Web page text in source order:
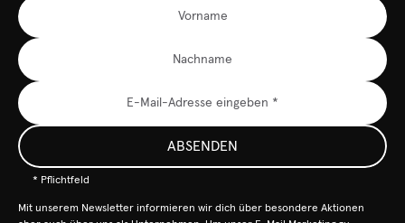
ABSENDEN
* Pflichtfeld
Mit unserem Newsletter informieren wir dich über besondere Aktionen